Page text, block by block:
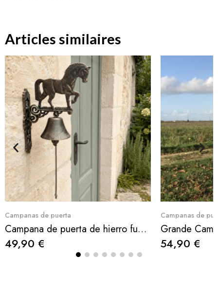
Articles similaires
Aperçu rapide
Campanas de puerta
Campana de puerta de hierro fundido con caballo marrón dorado – 65 cm
49,90 €
Campanas de
54,90 €